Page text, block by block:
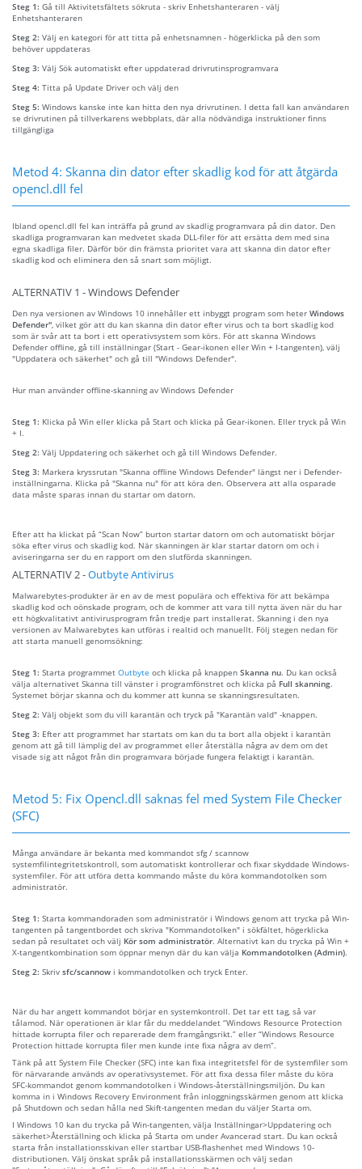
Steg 1: Gå till Aktivitetsfältets sökruta - skriv Enhetshanteraren - välj
Enhetshanteraren
Steg 2: Välj en kategori för att titta på enhetsnamnen - högerklicka på den som
behöver uppdateras
Steg 3: Välj Sök automatiskt efter uppdaterad drivrutinsprogramvara
Steg 4: Titta på Update Driver och välj den
Steg 5: Windows kanske inte kan hitta den nya drivrutinen. I detta fall kan användaren
se drivrutinen på tillverkarens webbplats, där alla nödvändiga instruktioner finns
tillgängliga
Metod 4: Skanna din dator efter skadlig kod för att åtgärda
opencl.dll fel
Ibland opencl.dll fel kan inträffa på grund av skadlig programvara på din dator. Den
skadliga programvaran kan medvetet skada DLL-filer för att ersätta dem med sina
egna skadliga filer. Därför bör din främsta prioritet vara att skanna din dator efter
skadlig kod och eliminera den så snart som möjligt.
ALTERNATIV 1 - Windows Defender
Den nya versionen av Windows 10 innehåller ett inbyggt program som heter Windows
Defender" , vilket gör att du kan skanna din dator efter virus och ta bort skadlig kod
som är svår att ta bort i ett operativsystem som körs. För att skanna Windows
Defender offline, gå till inställningar (Start - Gear-ikonen eller Win + I-tangenten), välj
"Uppdatera och säkerhet" och gå till "Windows Defender".
Hur man använder offline-skanning av Windows Defender
Steg 1: Klicka på Win eller klicka på Start och klicka på Gear-ikonen. Eller tryck på Win
+ I.
Steg 2: Välj Uppdatering och säkerhet och gå till Windows Defender.
Steg 3: Markera kryssrutan "Skanna offline Windows Defender" längst ner i Defender-
inställningarna. Klicka på "Skanna nu" för att köra den. Observera att alla osparade
data måste sparas innan du startar om datorn.
Efter att ha klickat på “Scan Now” burton startar datorn om och automatiskt börjar
söka efter virus och skadlig kod. När skanningen är klar startar datorn om och i
aviseringarna ser du en rapport om den slutförda skanningen.
ALTERNATIV 2 -Outbyte Antivirus
Malwarebytes-produkter är en av de mest populära och effektiva för att bekämpa
skadlig kod och oönskade program, och de kommer att vara till nytta även när du har
ett högkvalitativt antivirusprogram från tredje part installerat. Skanning i den nya
versionen av Malwarebytes kan utföras i realtid och manuellt. Följ stegen nedan för
att starta manuell genomsökning:
Steg 1: Starta programmet Outbyte och klicka på knappen Skanna nu. Du kan också
välja alternativet Skanna till vänster i programfönstret och klicka på Full skanning.
Systemet börjar skanna och du kommer att kunna se skanningsresultaten.
Steg 2: Välj objekt som du vill karantän och tryck på "Karantän vald" -knappen.
Steg 3: Efter att programmet har startats om kan du ta bort alla objekt i karantän
genom att gå till lämplig del av programmet eller återställa några av dem om det
visade sig att något från din programvara började fungera felaktigt i karantän.
Metod 5: Fix Opencl.dll saknas fel med System File Checker
(SFC)
Många användare är bekanta med kommandot sfg / scannow
systemfilintegritetskontroll, som automatiskt kontrollerar och fixar skyddade Windows-
systemfiler. För att utföra detta kommando måste du köra kommandotolken som
administratör.
Steg 1: Starta kommandoraden som administratör i Windows genom att trycka på Win-
tangenten på tangentbordet och skriva "Kommandotolken" i sökfältet, högerklicka
sedan på resultatet och välj Kör som administratör. Alternativt kan du trycka på Win +
X-tangentkombination som öppnar menyn där du kan välja Kommandotolken (Admin).
Steg 2: Skriv sfc/scannow i kommandotolken och tryck Enter.
När du har angett kommandot börjar en systemkontroll. Det tar ett tag, så var
tålamod. När operationen är klar får du meddelandet “Windows Resource Protection
hittade korrupta filer och reparerade dem framgångsrikt.” eller “Windows Resource
Protection hittade korrupta filer men kunde inte fixa några av dem”.
Tänk på att System File Checker (SFC) inte kan fixa integritetsfel för de systemfiler som
för närvarande används av operativsystemet. För att fixa dessa filer måste du köra
SFC-kommandot genom kommandotolken i Windows-återställningsmiljön. Du kan
komma in i Windows Recovery Environment från inloggningsskärmen genom att klicka
på Shutdown och sedan hålla ned Skift-tangenten medan du väljer Starta om.
I Windows 10 kan du trycka på Win-tangenten, välja Inställningar>Uppdatering och
säkerhet>Återställning och klicka på Starta om under Avancerad start. Du kan också
starta från installationsskivan eller startbar USB-flashenhet med Windows 10-
distributionen. Välj önskat språk på installationsskärmen och välj sedan